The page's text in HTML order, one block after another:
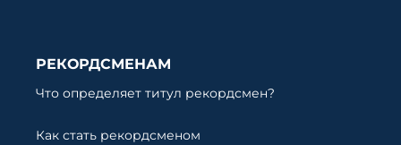
РЕКОРДСМЕНАМ
Что определяет титул рекордсмен?
Как стать рекордсменом